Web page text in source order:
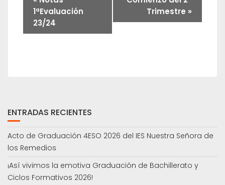
1ªEvaluación
23/24
Trimestre »
ENTRADAS RECIENTES
Acto de Graduación 4ESO 2026 del IES Nuestra Señora de
los Remedios
¡Así vivimos la emotiva Graduación de Bachillerato y
Ciclos Formativos 2026!